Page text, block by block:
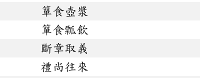
簞食壺漿
簞食瓢飲
斷章取義
禮尚往來